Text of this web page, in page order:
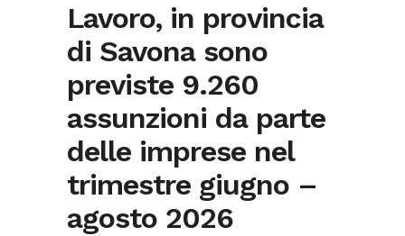
Lavoro, in provincia
di Savona sono
previste 9.260
assunzioni da parte
delle imprese nel
trimestre giugno –
agosto 2026